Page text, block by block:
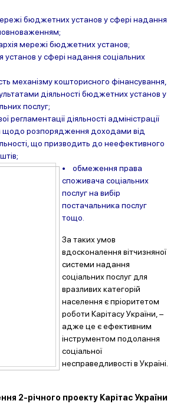
бюджетних установ у сфері надання
повноваженням;
мережі бюджетних установ;
у сфері надання соціальних
механізму кошторисного фінансування,
діяльності бюджетних установ у
послуг;
регламентації діяльності адміністрації
щодо розпорядження доходами від
що призводить до неефективного
• обмеження права
споживача соціальних
послуг на вибір
постачальника послуг
тощо.
За таких умов
вдосконалення вітчизняної
системи надання
соціальних послуг для
вразливих категорій
населення є пріоритетом
роботи Карітасу України, –
адже це є ефективним
інструментом подолання
соціальної
несправедливості в Україні.
2-річного проекту Карітас України